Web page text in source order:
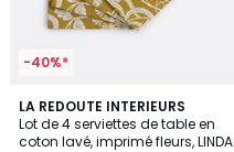
-40%*
LA REDOUTE INTERIEURS
Lot de 4 serviettes de table en
coton lavé, imprimé fleurs, LINDA
5
/
5